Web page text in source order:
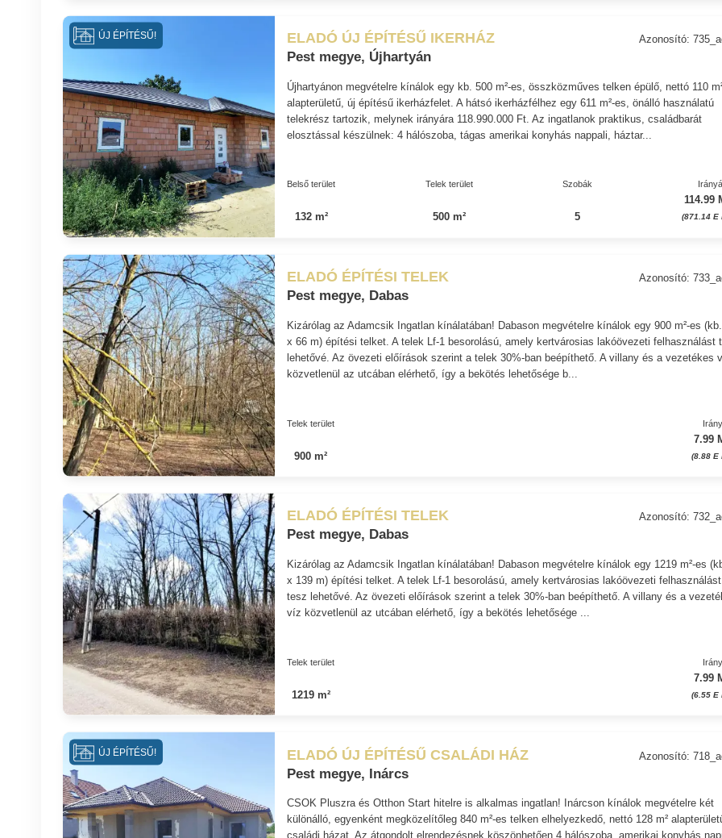
ELADÓ ÚJ ÉPÍTÉSŰ IKERHÁZ
Pest megye, Újhartyán
Azonosító:
Újhartyánon megvételre kínálok egy kb. 500 m²-es, összközműves telken épülő, nettó 110
alapterületű, új építésű ikerházfelet. A hátsó ikerházfélhez egy 611 m²-es, önálló használatú
telekrész tartozik, melynek irányára 118.990.000 Ft. Az ingatlanok praktikus, családbarát
elosztással készülnek: 4 hálószoba, tágas amerikai konyhás nappali, háztar...
Belső terület
132 m²
Telek terület
500 m²
Szobák
5
114.99
(871.14 E
ÚJ ÉPÍTÉSŰ!
ELADÓ ÉPÍTÉSI TELEK
Pest megye, Dabas
Azonosító:
Kizárólag az Adamcsik Ingatlan kínálatában! Dabason megvételre kínálok egy 900 m²-es
x 66 m) építési telket. A telek Lf-1 besorolású, amely kertvárosias lakóövezeti felhasználást
lehetővé. Az övezeti előírások szerint a telek 30%-ban beépíthető. A villany és a vezetékes
közvetlenül az utcában elérhető, így a bekötés lehetősége b...
Telek terület
900 m²
7.99
(8.88 E
ELADÓ ÉPÍTÉSI TELEK
Pest megye, Dabas
Azonosító:
Kizárólag az Adamcsik Ingatlan kínálatában! Dabason megvételre kínálok egy 1219 m²-es
x 139 m) építési telket. A telek Lf-1 besorolású, amely kertvárosias lakóövezeti felhasználást
tesz lehetővé. Az övezeti előírások szerint a telek 30%-ban beépíthető. A villany és a
víz közvetlenül az utcában elérhető, így a bekötés lehetősége ...
Telek terület
1219 m²
7.99
(6.55 E
ELADÓ ÚJ ÉPÍTÉSŰ CSALÁDI HÁZ
Pest megye, Inárcs
Azonosító:
CSOK Pluszra és Otthon Start hitelre is alkalmas ingatlan! Inárcson kínálok megvételre két
különálló, egyenként megközelítőleg 840 m²-es telken elhelyezkedő, nettó 128 m²
családi házat. Az átgondolt elrendezésnek köszönhetően 4 hálószoba, amerikai konyhás
ÚJ ÉPÍTÉSŰ!